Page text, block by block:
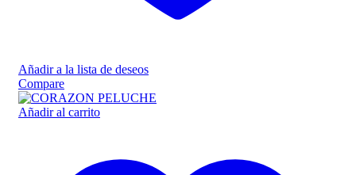
Añadir a la lista de deseos
Compare
Añadir al carrito